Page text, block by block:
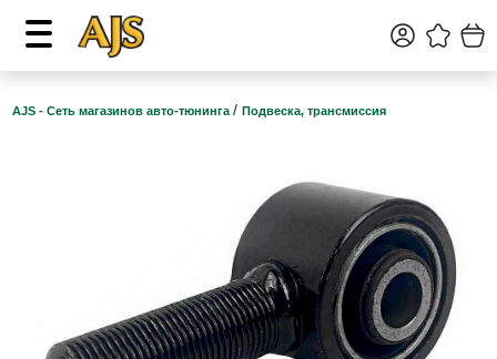
AJS - Сеть магазинов авто-тюнинга / Подвеска, трансмиссия